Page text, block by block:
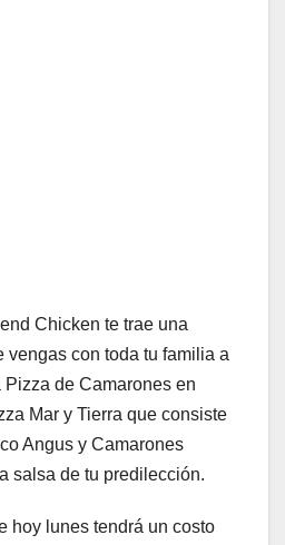
Chicken te trae una
vengas con toda tu familia a
de Camarones en
Mar y Tierra que consiste
Angus y Camarones
salsa de tu predilección.
hoy lunes tendrá un costo